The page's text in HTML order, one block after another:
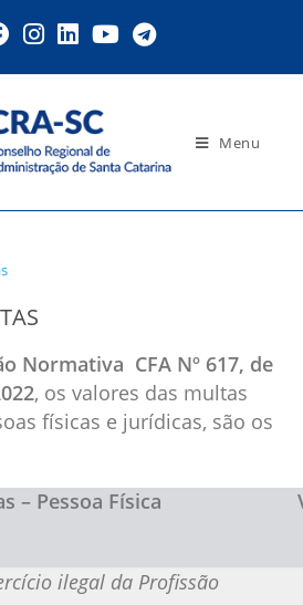
Menu
Normativa CFA Nº 617, de
, os valores das multas
físicas e jurídicas, são os
– Pessoa Física
ilegal da Profissão